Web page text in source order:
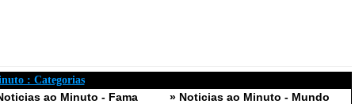
: Categorias
ao Minuto - Fama
» Noticias ao Minuto - Mundo